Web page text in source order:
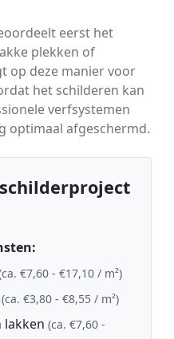
eerst het
plekken of
op deze manier voor
het schilderen kan
verfsystemen
optimaal afgeschermd.
€7,60 - €17,10 / m²)
(ca. €3,80 - €8,55 / m²)
lakken (ca. €7,60 -